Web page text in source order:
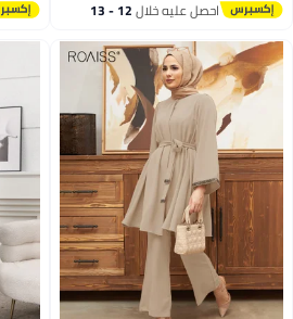
لطيفة على البشرة وسروال واسع
اليومي أو للاسترخاء في المنزل
أقل سعر في 30 يوماحصل عليه خلال 12 - 13 للراحة